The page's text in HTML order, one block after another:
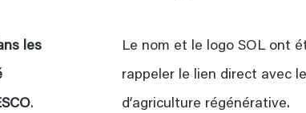
les
.
Le nom et le logo SOL ont
rappeler le lien direct avec
d‘agriculture régénérative.